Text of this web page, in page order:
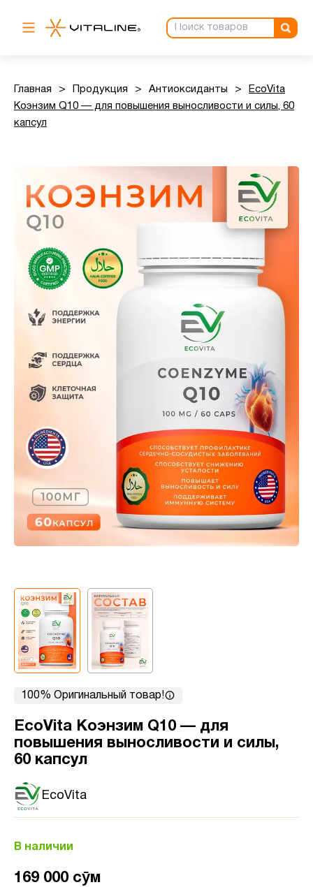
Главная > Продукция > Антиоксиданты >
EcoVita
Коэнзим Q10 — для повышения выносливости и силы, 60
капсул
100% Оригинальный товар!
EcoVita Коэнзим Q10 — для
повышения выносливости и силы,
60 капсул
EcoVita
В наличии
169 000 сӯм